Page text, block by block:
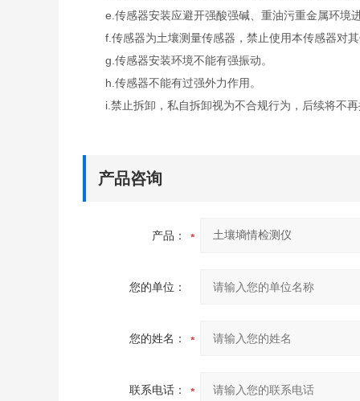
e.传感器安装应避开强酸强碱、重油污重金属环境
f.传感器为土壤测量传感器，禁止使用本传感器对其
g.传感器安装环境不能有强振动。
h.传感器不能有过强外力作用。
i.禁止拆卸，私自拆卸视为不合规行为，后续将不再
产品咨询
产品：
您的单位：
您的姓名：
联系电话：